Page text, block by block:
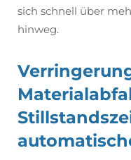
sich schnell über
hinweg.